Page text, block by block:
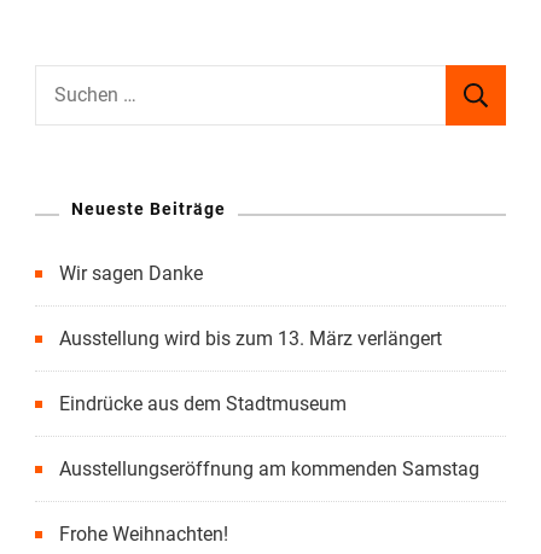
Suchen
Neueste Beiträge
Wir sagen Danke
Ausstellung wird bis zum 13. März verlängert
Eindrücke aus dem Stadtmuseum
Ausstellungseröffnung am kommenden Samstag
Frohe Weihnachten!